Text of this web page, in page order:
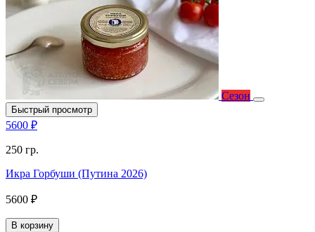
Сезон
Быстрый просмотр
5600 ₽
250 гр.
Икра Горбуши (Путина 2026)
5600 ₽
В корзину